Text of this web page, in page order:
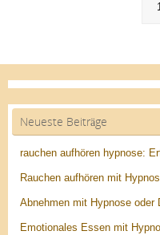
1
Neueste Beiträge
rauchen aufhören hypnose:
Rauchen aufhören mit
Abnehmen mit Hypnose oder
Emotionales Essen mit